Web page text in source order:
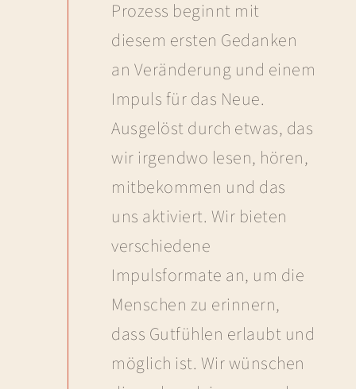
Prozess beginnt mit
diesem ersten Gedanken
an Veränderung und einem
Impuls für das Neue.
Ausgelöst durch etwas, das
wir irgendwo lesen, hören,
mitbekommen und das
uns aktiviert. Wir bieten
verschiedene
Impulsformate an, um die
Menschen zu erinnern,
dass Gutfühlen erlaubt und
möglich ist. Wir wünschen